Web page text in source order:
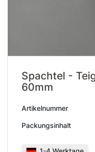
Spachtel -
60mm
Artikelnummer
Packungsinhalt